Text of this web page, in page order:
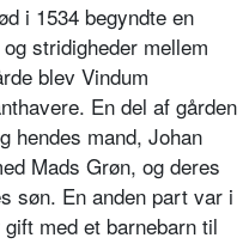
i 1534 begyndte en
stridigheder mellem
blev Vindum
En del af gården
hendes mand, Johan
Mads Grøn, og deres
søn. En anden part var i
med et barnebarn til